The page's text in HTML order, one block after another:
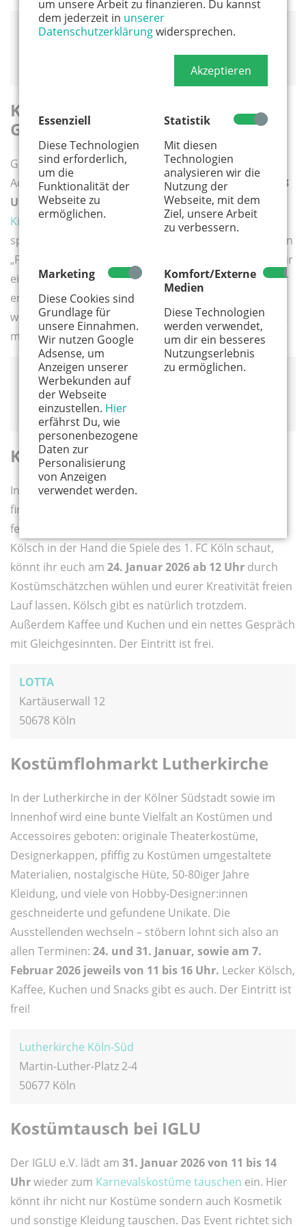
um unsere Arbeit zu finanzieren. Du kannst
dem jederzeit in unserer
Datenschutzerklärungwidersprechen.
Akzeptieren
Essenziell
Diese Technologien
sind erforderlich,
um die
Funktionalität der
Webseite zu
ermöglichen.
Statistik
Mit diesen
Technologien
analysieren wir die
Nutzung der
Webseite, mit dem
Ziel, unsere Arbeit
zu verbessern.
Marketing
Diese Cookies sind
Grundlage für
unsere Einnahmen.
Wir nutzen Google
Adsense, um
Anzeigen unserer
Werbekunden auf
der Webseite
einzustellen. Hier
erfährst Du, wie
personenbezogene
Daten zur
Personalisierung
von Anzeigen
verwendet werden.
Komfort/Externe
Medien
Diese Technologien
werden verwendet,
um dir ein besseres
Nutzungserlebnis
zu ermöglichen.
GLORIA
Karnevalsbasar im Ev.
Gemeindezentrum Köln-Pesch
Gut erhaltende Secondhand-Kostüme und vielfältige
Accessoires werden am
17. Januar 2026 von 10 bis 13
Uhr
beimKarnevalsbasar der Evangelischen
Kirchengemeinde Köln-Pesch
verkauft. Vom Erlös
spendet die Gemeinde 20 Prozent an den Förderverein
„Für Zukunft e.V.“. Der kirchliche Verein setzt sich dafür
ein, dass kulturelle Angebote für Jugendliche nicht nur
erhalten bleiben, sondern verlässlich vergrößert
werden. Einen Tag vor dem Basar könnt ihr eure nicht
mehr gebrauchten Kostüme dort abgeben.
Evangelische Kirchengemeinde Köln-Pesch
Montessoristraße 15
50767 Köln
Karnevalsflohmarkt in der LOTTA
In der kultigen Musikkneipe in der Kölner Südstadt
findet auch in dieser Session wieder ein kleiner, aber
feiner
Kölsch in der Hand die Spiele des 1. FC Köln schaut,
könnt ihr euch am 24. Januar 2026 ab 12 Uhr durch
Kostümschätzchen wühlen und eurer Kreativität freien
Lauf lassen. Kölsch gibt es natürlich trotzdem.
Außerdem Kaffee und Kuchen und ein nettes Gespräch
mit Gleichgesinnten. Der Eintritt ist frei.
LOTTA
Kartäuserwall 12
50678 Köln
Kostümflohmarkt Lutherkirche
In der Lutherkirche in der Kölner Südstadt sowie im
Innenhof wird eine bunte Vielfalt an Kostümen und
Accessoires geboten: originale Theaterkostüme,
Designerkappen, pfiffig zu Kostümen umgestaltete
Materialien, nostalgische Hüte, 50-80iger Jahre
Kleidung, und viele von Hobby-Designer:innen
geschneiderte und gefundene Unikate. Die
Ausstellenden wechseln – stöbern lohnt sich also an
allen Terminen: 24. und 31. Januar, sowie am 7.
Februar 2026 jeweils von 11 bis 16 Uhr. Lecker Kölsch,
Kaffee, Kuchen und Snacks gibt es auch. Der Eintritt ist
frei!
Lutherkirche Köln-Süd
Martin-Luther-Platz 2-4
50677 Köln
Kostümtausch bei IGLU
Der IGLU e.V. lädt am 31. Januar 2026 von 11 bis 14
Uhrwieder zum Karnevalskostüme tauschen ein. Hier
könnt ihr nicht nur Kostüme sondern auch Kosmetik
und sonstige Kleidung tauschen. Das Event richtet sich